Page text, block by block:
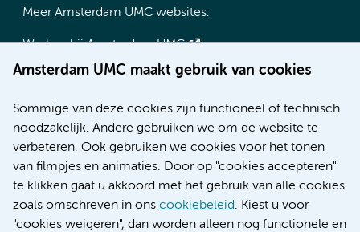
Amsterdam UMC maakt gebruik van cookies
Sommige van deze cookies zijn functioneel of technisch
noodzakelijk. Andere gebruiken we om de website te
verbeteren. Ook gebruiken we cookies voor het tonen
van filmpjes en animaties. Door op "cookies accepteren"
te klikken gaat u akkoord met het gebruik van alle cookies
zoals omschreven in ons cookiebeleid. Kiest u voor
"cookies weigeren", dan worden alleen nog functionele en
Meer Amsterdam UMC websites:
Werken bij Amsterdam UMC
Over Amsterdam UMC
Research
Educatie locatie AMC
Educatie locatie VUmc
Verwijzen & diagnostiek